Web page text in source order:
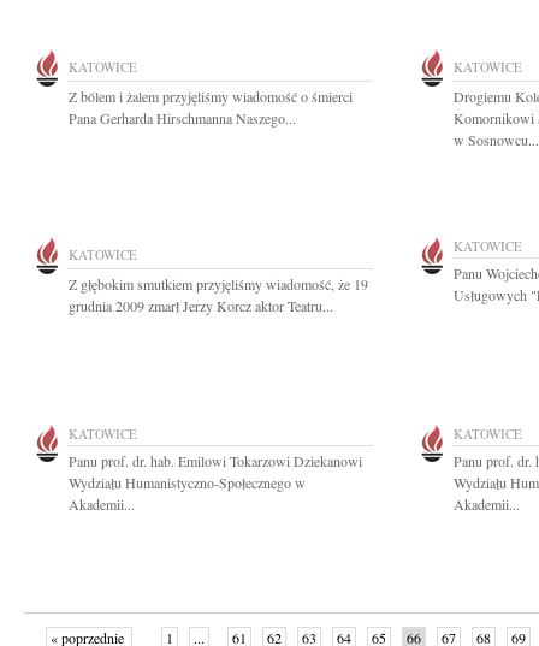
KATOWICE
Z bólem i żalem przyjęliśmy wiadomość o śmierci
Pana Gerharda Hirschmanna Naszego...
KATOWICE
Drogiemu
Komornikowi
w Sosnowcu...
KATOWICE
Z głębokim smutkiem przyjęliśmy wiadomość, że 19
grudnia 2009 zmarł Jerzy Korcz aktor Teatru...
KATOWICE
Panu
Usługowych
KATOWICE
Panu prof. dr. hab. Emilowi Tokarzowi Dziekanowi
Wydziału Humanistyczno-Społecznego w
Akademii...
KATOWICE
Panu prof. dr.
Wydziału
Akademii...
« poprzednie 1 ... 61 62 63 64 65 66 67 68 69